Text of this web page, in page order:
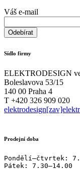
Váš e-mail
Sídlo firmy
ELEKTRODESIGN
Boleslavova 53/15
140 00 Praha 4
T +420 326 909 020
Prodejní doba
Pondělí–čtvrtek:
Pátek: 7.30–14.00